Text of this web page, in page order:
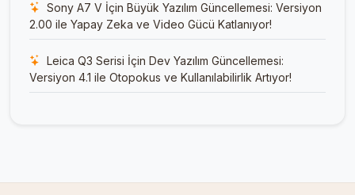
Sony A7 V İçin Büyük Yazılım Güncellemesi: Versiyon
2.00 ile Yapay Zeka ve Video Gücü Katlanıyor!
Leica Q3 Serisi İçin Dev Yazılım Güncellemesi:
Versiyon 4.1 ile Otopokus ve Kullanılabilirlik Artıyor!